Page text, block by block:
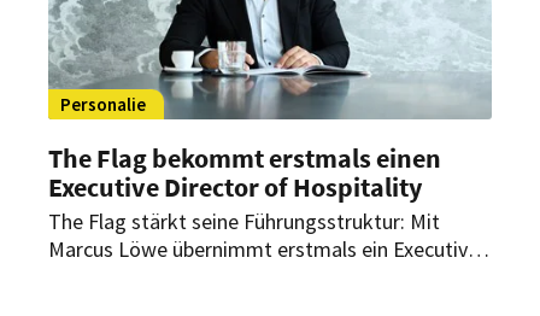
Personalie
The Flag bekommt erstmals einen
Executive Director of Hospitality
The Flag stärkt seine Führungsstruktur: Mit
Marcus Löwe übernimmt erstmals ein Executive